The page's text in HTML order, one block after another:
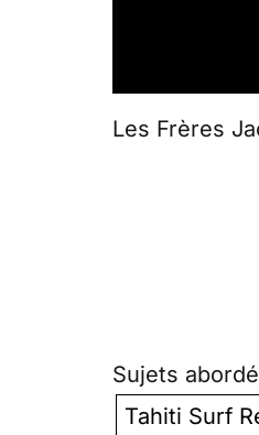
Les Frères
Sujets
Tahiti Surf